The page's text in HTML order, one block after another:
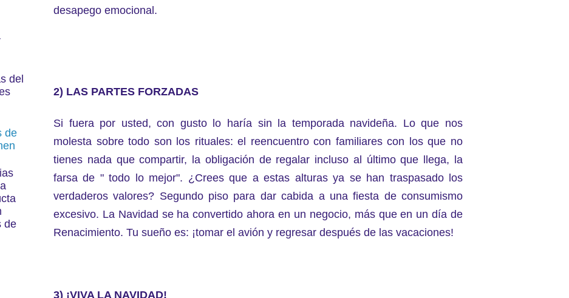
desapego emocional.
2) LAS PARTES FORZADAS
Si fuera por usted, con gusto lo haría sin la temporada navideña. Lo que nos
molesta sobre todo son los rituales: el reencuentro con familiares con los que no
tienes nada que compartir, la obligación de regalar incluso al último que llega, la
farsa de " todo lo mejor". ¿Crees que a estas alturas ya se han traspasado los
verdaderos valores? Segundo piso para dar cabida a una fiesta de consumismo
excesivo. La Navidad se ha convertido ahora en un negocio, más que en un día de
Renacimiento. Tu sueño es: ¡tomar el avión y regresar después de las vacaciones!
3) ¡VIVA LA NAVIDAD!
del
de
de